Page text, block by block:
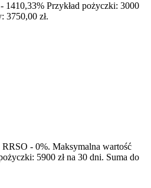
1410,33% Przykład pożyczki: 3000
3750,00 zł.
- 0%. Maksymalna wartość
5900 zł na 30 dni. Suma do